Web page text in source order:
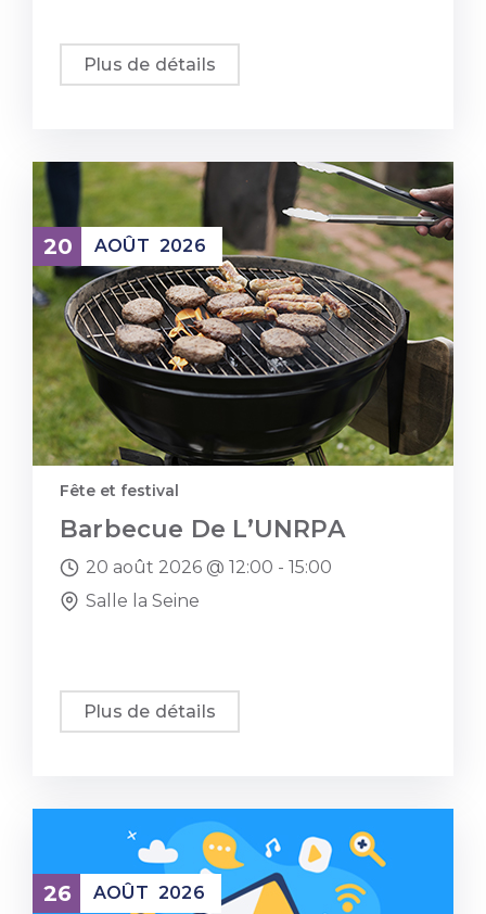
Plus de détails
20 AOÛT 2026
Fête et festival
Barbecue De L’UNRPA
20 août 2026 @ 12:00 - 15:00
Salle la Seine
Plus de détails
26 AOÛT 2026